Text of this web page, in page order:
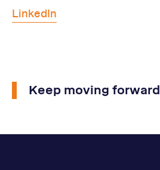
LinkedIn
Keep moving forward